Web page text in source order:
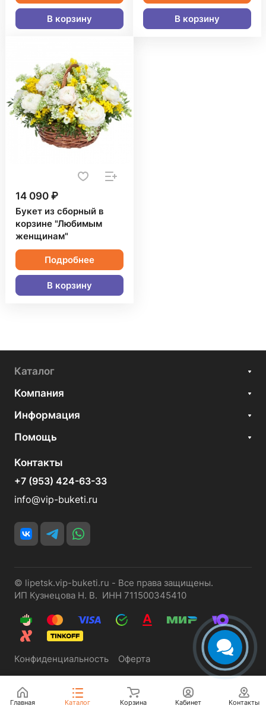
В корзину В корзину
14 090 ₽
Букет из сборный в
корзине "Любимым
женщинам"
Подробнее
В корзину
Каталог
Компания
Информация
Помощь
Контакты
+7 (953) 424-63-33
info@vip-buketi.ru
© lipetsk.vip-buketi.ru - Все права защищены.
ИП Кузнецова Н. В. ИНН 711500345410
Конфиденциальность Оферта
Главная Каталог Корзина Кабинет Контакты